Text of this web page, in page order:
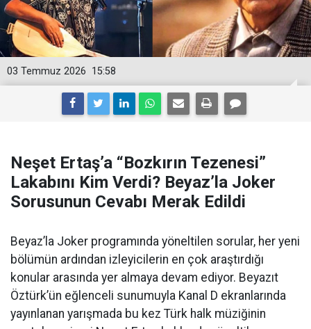
15:58
03 Temmuz 2026
Neşet Ertaş’a “Bozkırın Tezenesi”
Lakabını Kim Verdi? Beyaz’la Joker
Sorusunun Cevabı Merak Edildi
Beyaz’la Joker programında yöneltilen sorular, her yeni
bölümün ardından izleyicilerin en çok araştırdığı
konular arasında yer almaya devam ediyor. Beyazıt
Öztürk’ün eğlenceli sunumuyla Kanal D ekranlarında
yayınlanan yarışmada bu kez Türk halk müziğinin